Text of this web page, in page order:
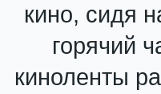
кино, сидя
горячий
киноленты